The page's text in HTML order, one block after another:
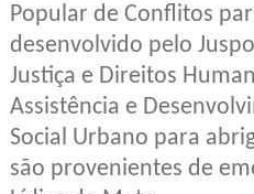
Popular de Conflitos
desenvolvido pelo
Justiça e Direitos
Assistência e
Social Urbano para
são provenientes de